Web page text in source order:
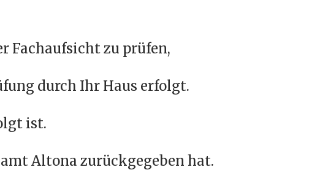
Fachaufsicht zu prüfen,
durch Ihr Haus erfolgt.
ist.
Altona zurückgegeben hat.